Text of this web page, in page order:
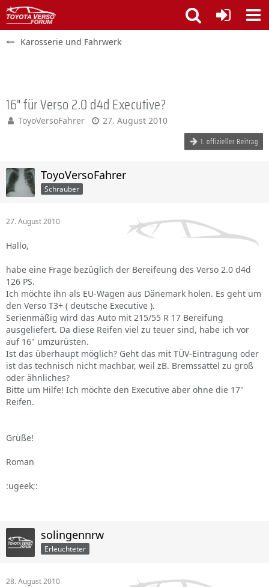
Karosserie und Fahrwerk
16" für Verso 2.0 d4d Executive?
ToyoVersoFahrer
27. August 2010
1. offizieller Beitrag
ToyoVersoFahrer
Schrauber
27. August 2010
Hallo,
habe eine Frage bezüglich der Bereifeung des Verso 2.0 d4d
126 PS.
Ich möchte ihn als EU-Wagen aus Dänemark holen. Es geht um
den Verso T3+ ( deutsche Executive ).
Serienmäßig wird das Auto mit 215/55 R 17 Bereifung
ausgeliefert. Da diese Reifen viel zu teuer sind, habe ich vor
auf 16" umzurüsten.
Ist das überhaupt möglich? Geht das mit TÜV-Eintragung oder
ist das technisch nicht machbar, weil zB. Bremssattel zu groß
oder ähnliches?
Bitte um Hilfe! Ich möchte den Executive aber ohne die 17"
Reifen.
Grüße!
Roman
:ugeek;:
solingennrw
Erleuchteter
28. August 2010